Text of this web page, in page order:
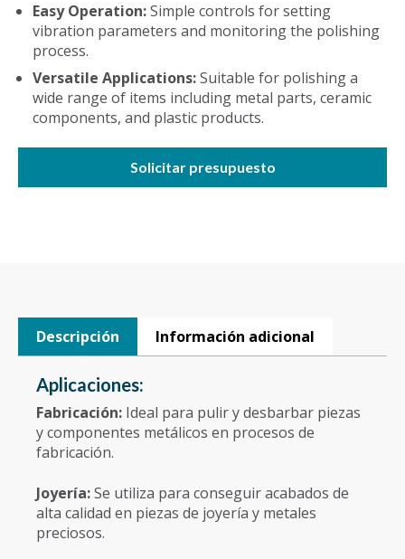
Easy Operation:Simple controls for setting
vibration parameters and monitoring the polishing
process.
Versatile Applications:Suitable for polishing a
wide range of items including metal parts, ceramic
components, and plastic products.
Solicitar presupuesto
Descripción Información adicional
Aplicaciones:
Fabricación: Ideal para pulir y desbarbar piezas
y componentes metálicos en procesos de
fabricación.
Joyería:Se utiliza para conseguir acabados de
alta calidad en piezas de joyería y metales
preciosos.